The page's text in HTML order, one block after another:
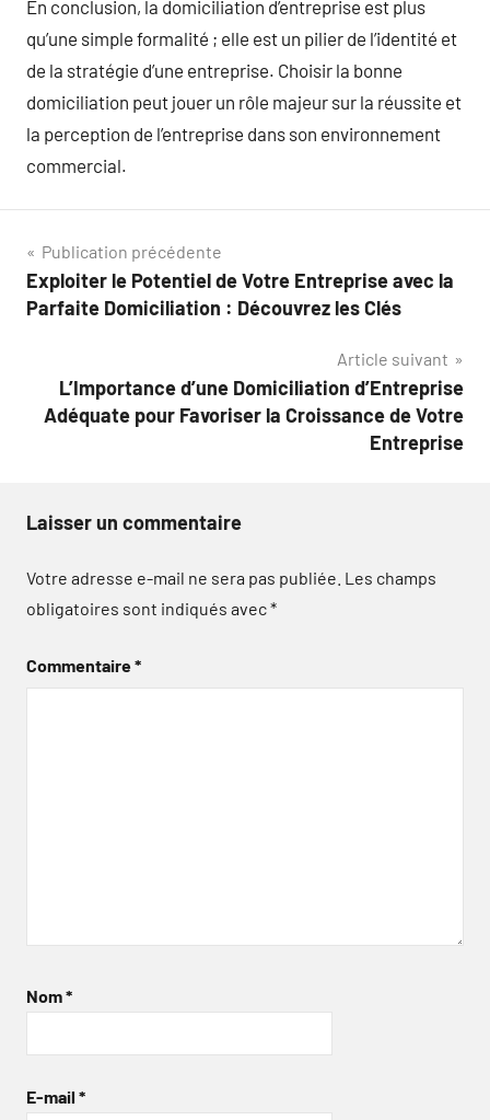
En conclusion, la domiciliation d’entreprise est plus
qu’une simple formalité ; elle est un pilier de l’identité et
de la stratégie d’une entreprise. Choisir la bonne
domiciliation peut jouer un rôle majeur sur la réussite et
la perception de l’entreprise dans son environnement
commercial.
Navigation
de
Publication précédente
Exploiter le Potentiel de Votre Entreprise avec la
Parfaite Domiciliation : Découvrez les Clés
Article suivant
L’Importance d’une Domiciliation d’Entreprise
Adéquate pour Favoriser la Croissance de Votre
Entreprise
Laisser un commentaire
Votre adresse e-mail ne sera pas publiée. Les champs
obligatoires sont indiqués avec*
Commentaire*
Nom*
E-mail *